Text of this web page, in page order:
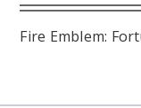
Fire Emblem: